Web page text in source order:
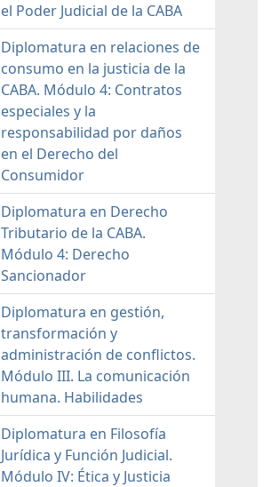
el Poder Judicial de la CABA
Diplomatura en relaciones de
consumo en la justicia de la
CABA. Módulo 4: Contratos
especiales y la
responsabilidad por daños
en el Derecho del
Consumidor
Diplomatura en Derecho
Tributario de la CABA.
Módulo 4: Derecho
Sancionador
Diplomatura en gestión,
transformación y
administración de conflictos.
Módulo III. La comunicación
humana. Habilidades
Diplomatura en Filosofía
Jurídica y Función Judicial.
Módulo IV: Ética y Justicia